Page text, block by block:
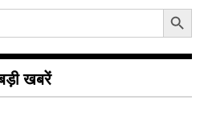
Search Button
खबरें